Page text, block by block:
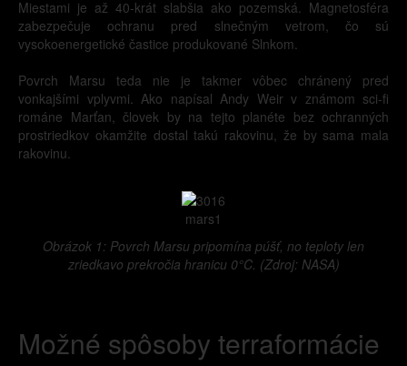
Miestami je až 40-krát slabšia ako pozemská. Magnetosféra
zabezpečuje ochranu pred slnečným vetrom, čo sú
vysokoenergetické častice produkované Slnkom.
Povrch Marsu teda nie je takmer vôbec chránený pred
vonkajšími vplyvmi. Ako napísal Andy Weir v známom sci-fi
románe Marťan, človek by na tejto planéte bez ochranných
prostriedkov okamžite dostal takú rakovinu, že by sama mala
rakovinu.
mars1
Obrázok 1: Povrch Marsu pripomína púšť, no teploty len
zriedkavo prekročia hranicu 0°C. (Zdroj: NASA)
Možné spôsoby terraformácie